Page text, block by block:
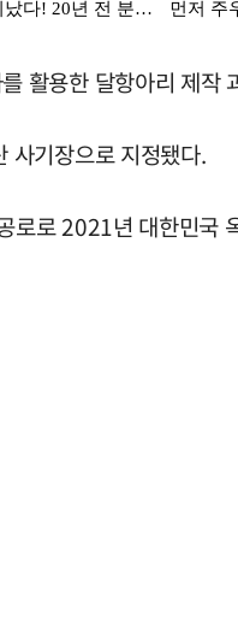
활용한 달항아리 제작
사기장으로 지정됐다.
로로 2021년 대한민국